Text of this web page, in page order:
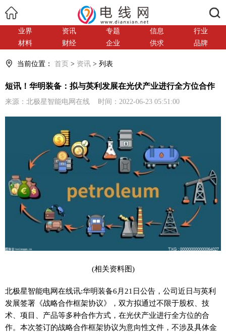
业界 资讯 专题 信息
行业
材料
财经 企业 供求 品牌
当前位置： 首页 > 资讯 > 列表
短讯！华明装备：拟与英利发展在光伏产业进行全方位合作
来源：北极星智能电网在线 时间：2022-06-23 05:51:00
(相关资料图)
北极星智能电网在线讯:华明装备6月21日公告，公司近日与英利
发展签署《战略合作框架协议》，双方拟通过不限于股权、技
术、项目、产品等多种合作方式，在光伏产业进行全方位的合
作。本次签订的战略合作框架协议为意向性文件，不涉及具体金